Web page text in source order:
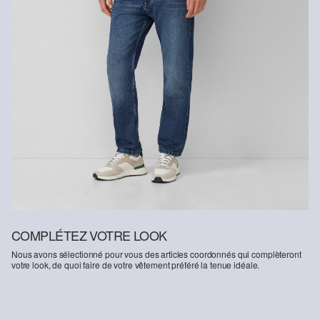
COMPLÉTEZ VOTRE LOOK
Nous avons sélectionné pour vous des articles coordonnés qui complèteront
votre look, de quoi faire de votre vêtement préféré la tenue idéale.